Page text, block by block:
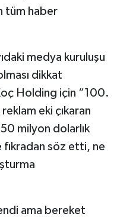
tüm haber
medya kuruluşu
dikkat
Holding için “100.
eki çıkaran
milyon dolarlık
fıkradan söz etti, ne
ama bereket